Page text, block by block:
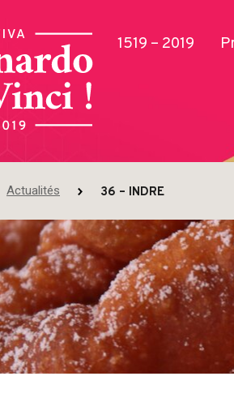
1519 – 2019
Publications
Actualités 36 – INDRE